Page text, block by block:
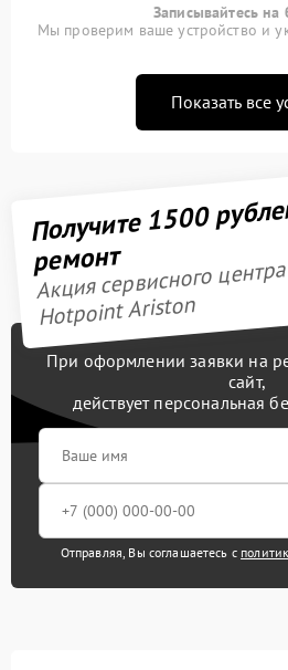
Записывайтесь на
Мы проверим ваше устройство и
Показать все
Получите 1500
ремонт
Акция сервисного центра
Hotpoint Ariston
При оформлении заявки на
сайт,
действует персональная
Отправляя, Вы соглашаетесь с